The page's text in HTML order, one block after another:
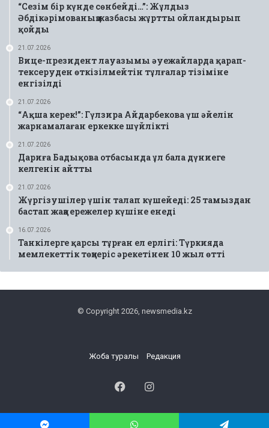
“Сезім бір күнде сөнбейді…”: Жұлдыз
Әбдікәрімованың жазбасы жұртты ойландырып
қойды
21.07.2026
Вице-президент лауазымы әуежайларда қарап-
тексеруден өткізілмейтін тұлғалар тізіміне
енгізілді
21.07.2026
“Ақша керек!”: Гүлзира Айдарбекова үш әйелін
жарнамалаған еркекке шүйлікті
21.07.2026
Дариға Бадықова отбасында ұл бала дүниеге
келгенін айтты
21.07.2026
Жүргізушілер үшін талап күшейеді: 25 тамыздан
бастап жаңа ережелер күшіне енеді
16.07.2026
Танкілерге қарсы тұрған ел ерлігі: Түркияда
мемлекеттік төңкеріс әрекетінен 10 жыл өтті
© Copyright 2026, newsmedia.kz
Жоба туралы Редакция
FacebookInstagram